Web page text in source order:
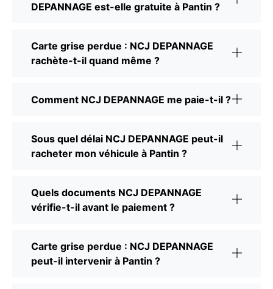
DEPANNAGE est-elle gratuite à Pantin ?
Carte grise perdue : NCJ DEPANNAGE
rachète-t-il quand même ?
Comment NCJ DEPANNAGE me paie-t-il ?
Sous quel délai NCJ DEPANNAGE peut-il
racheter mon véhicule à Pantin ?
Quels documents NCJ DEPANNAGE
vérifie-t-il avant le paiement ?
Carte grise perdue : NCJ DEPANNAGE
peut-il intervenir à Pantin ?